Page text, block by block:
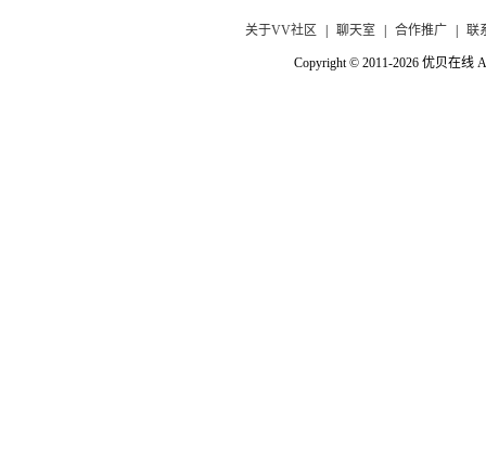
关于VV社区 | 聊天室 | 合作推广 | 联
Copyright © 2011-2026 优贝在线